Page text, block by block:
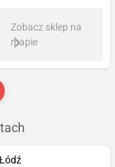
Zobacz sklep na
mapie
Łódź